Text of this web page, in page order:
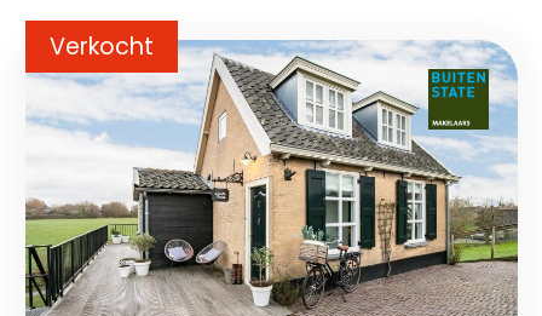
Verkocht